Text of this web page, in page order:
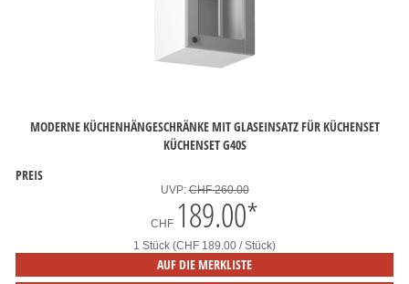
MODERNE KÜCHENHÄNGESCHRÄNKE MIT GLASEINSATZ FÜR KÜCHENSET
KÜCHENSET G40S
PREIS
UVP:CHF 260.00
CHF 189.00*
1 Stück (CHF 189.00 / Stück)
AUF DIE MERKLISTE